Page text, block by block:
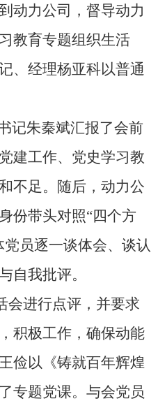
动力公司，督导动力
教育专题组织生活
、 经理杨亚科以普通
记朱秦斌汇报了会前
建工作、党史学习教
不足 。随后， 动力公
份带头对照“四个方
员逐一谈体会、谈认
自我批评。
进行点评，并要求
积极工作，确保动能
俭以《铸就百年辉煌
专题党课。与会党员